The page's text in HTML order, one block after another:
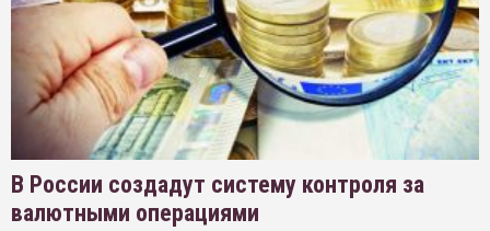
В России создадут систему контроля за
валютными операциями